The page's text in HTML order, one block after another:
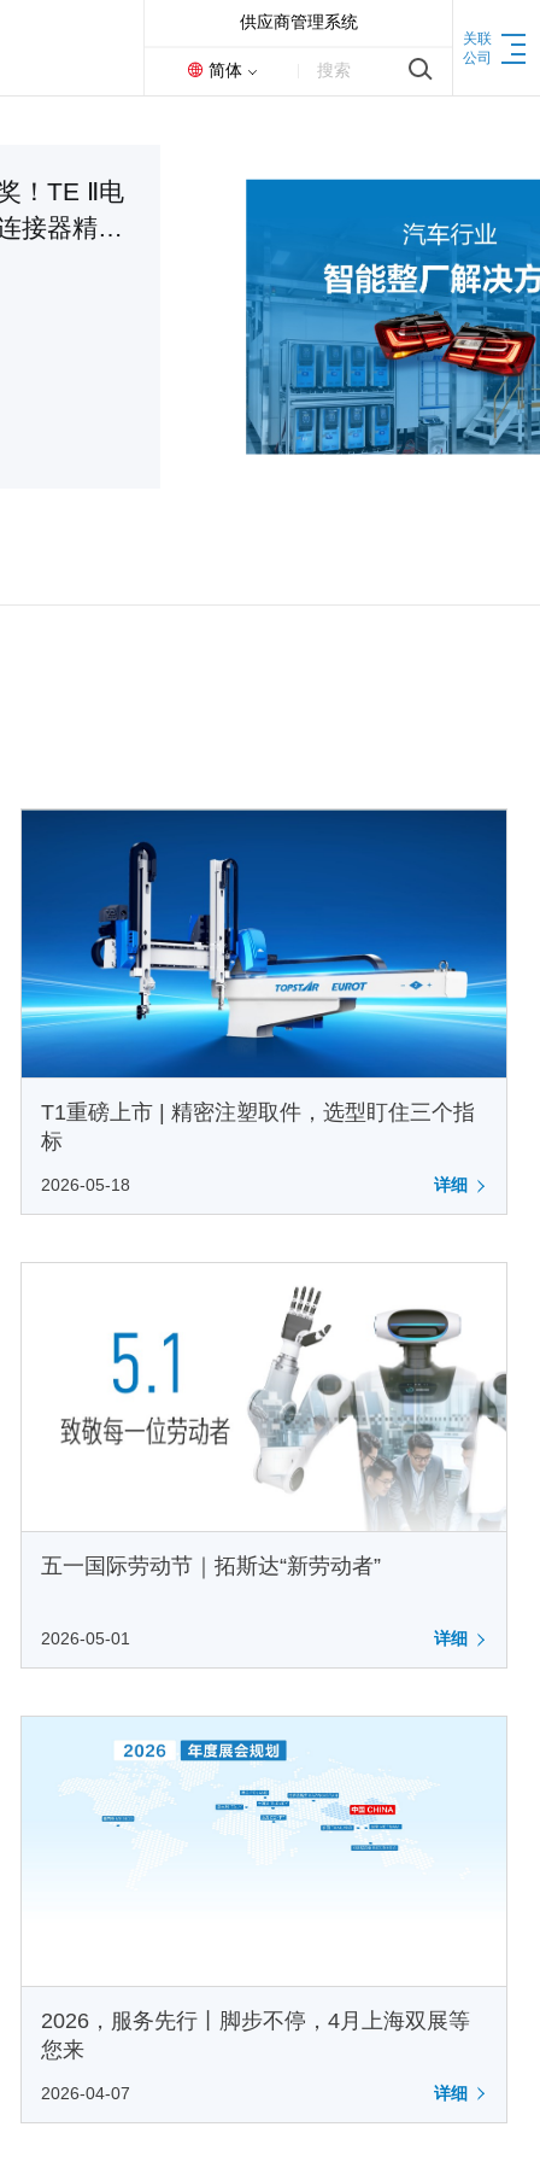
关联
公司
供应商管理系统
简体 搜索
！TE Ⅱ电
接器精密
T1重磅上市 | 精密注塑取件，选型盯住三个指
标
2026-05-18 详细
五一国际劳动节｜拓斯达“新劳动者”
2026-05-01 详细
2026，服务先行丨脚步不停，4月上海双展等
您来
2026-04-07 详细